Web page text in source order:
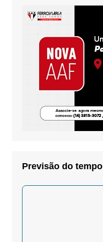
Previsão do tempo